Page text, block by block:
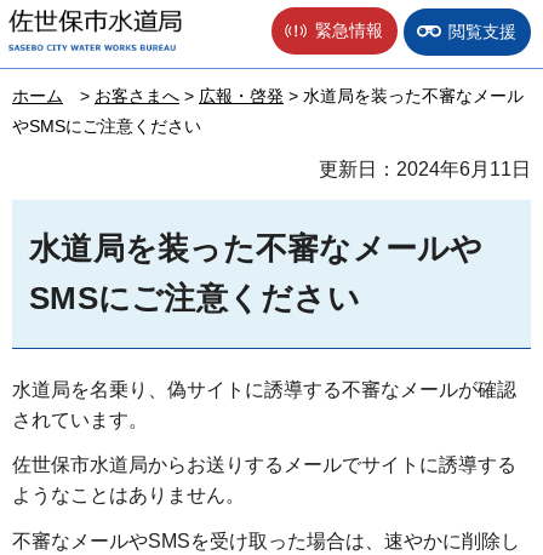
佐世保市水道局 緊急情報 閲覧支援
ホーム > お客さまへ > 広報・啓発 > 水道局を装った不審なメール
やSMSにご注意ください
更新日：2024年6月11日
水道局を装った不審なメールや
SMSにご注意ください
水道局を名乗り、偽サイトに誘導する不審なメールが確認
されています。
佐世保市水道局からお送りするメールでサイトに誘導する
ようなことはありません。
不審なメールやSMSを受け取った場合は、速やかに削除し